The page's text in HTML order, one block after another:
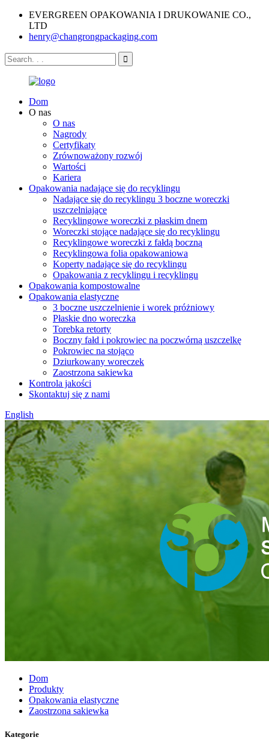
EVERGREEN OPAKOWANIA I DRUKOWANIE CO.,
LTD
henry@changrongpackaging.com
Dom
O nas
O nas
Nagrody
Certyfikaty
Zrównoważony rozwój
Wartości
Kariera
Opakowania nadające się do recyklingu
Nadające się do recyklingu 3 boczne woreczki
uszczelniające
Recyklingowe woreczki z płaskim dnem
Woreczki stojące nadające się do recyklingu
Recyklingowe woreczki z fałdą boczną
Recyklingowa folia opakowaniowa
Koperty nadające się do recyklingu
Opakowania z recyklingu i recyklingu
Opakowania kompostowalne
Opakowania elastyczne
3 boczne uszczelnienie i worek próżniowy
Płaskie dno woreczka
Torebka retorty
Boczny fałd i pokrowiec na poczwórną uszczelkę
Pokrowiec na stojąco
Dziurkowany woreczek
Zaostrzona sakiewka
Kontrola jakości
Skontaktuj się z nami
English
Dom
Produkty
Opakowania elastyczne
Zaostrzona sakiewka
Kategorie